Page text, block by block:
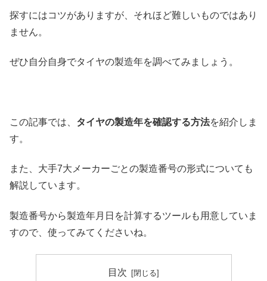
探すにはコツがありますが、それほど難しいものではあり
ません。
ぜひ自分自身でタイヤの製造年を調べてみましょう。
この記事では、 タイヤの製造年を確認する方法を紹介しま
す。
また、大手7大メーカーごとの製造番号の形式についても
解説しています。
製造番号から製造年月日を計算するツールも用意していま
すので、使ってみてくださいね。
目次